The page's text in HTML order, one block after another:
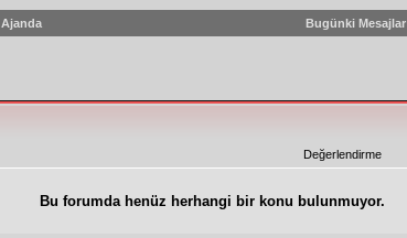
Ajanda Bugünki Mesajlar
Değerlendirme
Bu forumda henüz herhangi bir konu bulunmuyor.